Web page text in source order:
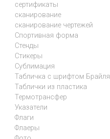
сертификаты
сканирование
сканирование чертежей
Спортивная форма
Стенды
Стикеры
Сублимация
Табличка с шрифтом Брайля
Таблички из пластика
Термотрансфер
Указатели
Флаги
Флаеры